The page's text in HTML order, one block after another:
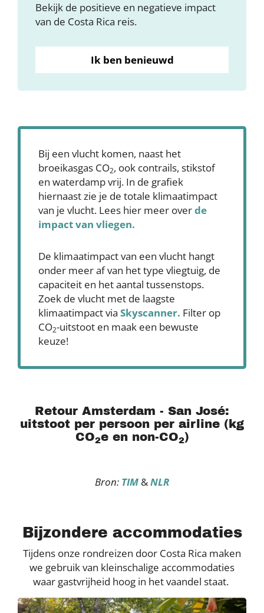
Bekijk de positieve en negatieve impact
van de Costa Rica reis.
Ik ben benieuwd
Bij een vlucht komen, naast het
broeikasgas CO2, ook contrails, stikstof
en waterdamp vrij. In de grafiek
hiernaast zie je de totale klimaatimpact
van je vlucht. Lees hier meer overde
impact van vliegen.
De klimaatimpact van een vlucht hangt
onder meer af van het type vliegtuig, de
capaciteit en het aantal tussenstops.
Zoek de vlucht met de laagste
klimaatimpact via Skyscanner. Filter op
CO2-uitstoot en maak een bewuste
keuze!
Retour Amsterdam - San José:
uitstoot per persoon per airline (kg
CO2e en non-CO2)
Bron: TIM &NLR
Bijzondere accommodaties
Tijdens onze rondreizen door Costa Rica maken
we gebruik van kleinschalige accommodaties
waar gastvrijheid hoog in het vaandel staat.